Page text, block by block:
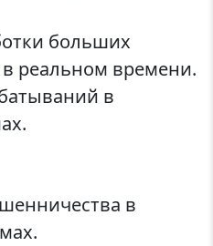
больших
реальном времени.
в
в